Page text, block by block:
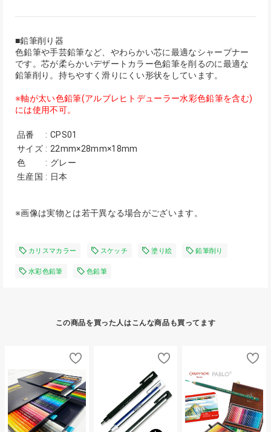
■鉛筆削り器
色鉛筆や手芸鉛筆など、やわらかい芯に最適なシャープナー
です。芯が柔らかいデザートカラー色鉛筆を削るのに最適な
鉛筆削り。持ちやすく滑りにくい形状をしています。
※軸が太い色鉛筆(アルブレヒトデューラー水彩色鉛筆を含む)
には使用不可。
品番 : CPS01
サイズ : 22mm×28mm×18mm
色
: グレー
生産国 : 日本
※画像は実物とは若干異なる場合がございます。
カリスマカラー スケッチ 塗り絵 鉛筆削り
水彩色鉛筆 色鉛筆
この商品を買った人はこんな商品も買ってます